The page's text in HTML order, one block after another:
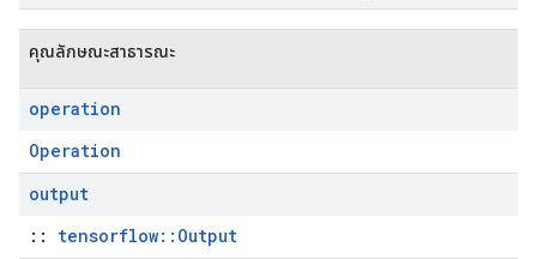
คุณลักษณะสาธารณะ
operation
Operation
output
:: tensorflow::Output